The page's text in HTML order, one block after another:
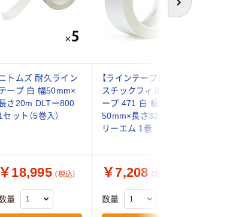
次へ
トムズ 耐久ライン
ープ 白 幅50mm×
さ20m DLTー800
セット（5巻入）
【ラインテープ】 プラ
スチックフィルムテ
ープ 471 白 幅
50mm×長さ32.9m ス
リーエム 1巻
￥18,995 （税込）
量
￥7,208 （税込）
数量